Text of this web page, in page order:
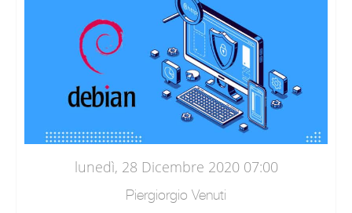
lunedì, 28 Dicembre 2020 07:00
Piergiorgio Venuti